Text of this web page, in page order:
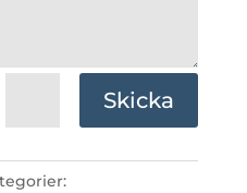
Skicka